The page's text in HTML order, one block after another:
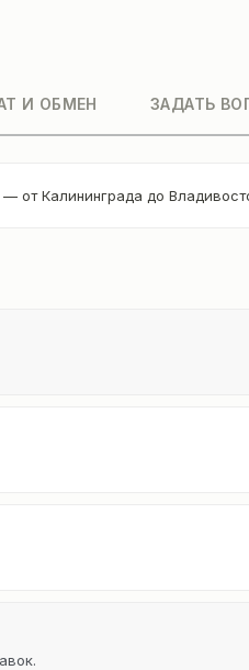
И ОБМЕН ЗАДАТЬ
от Калининграда до